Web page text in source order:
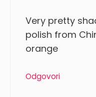
Very pretty
polish from
orange
Odgovori